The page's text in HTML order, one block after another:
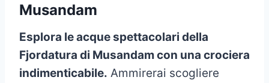
Musandam
Esplora le acque spettacolari della
Fjordatura di Musandam con una crociera
indimenticabile. Ammirerai scogliere